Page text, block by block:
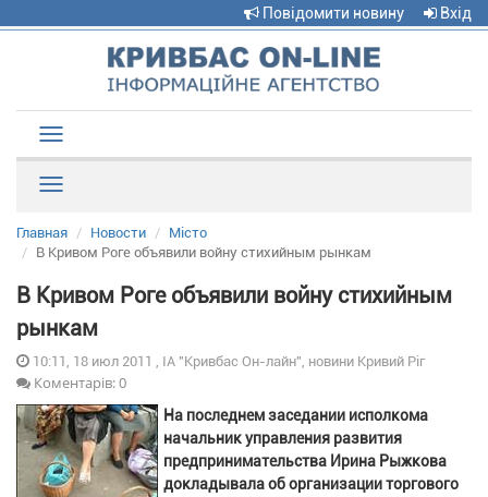
Повідомити новину Вхід
navigation
Главная Новости
Місто
В Кривом Роге объявили войну стихийным рынкам
В Кривом Роге объявили войну стихийным
рынкам
10:11, 18 июл 2011 , ІА "Кривбас Он-лайн", новини Кривий Ріг
Коментарів: 0
На последнем заседании исполкома
начальник управления развития
предпринимательства Ирина Рыжкова
докладывала об организации торгового